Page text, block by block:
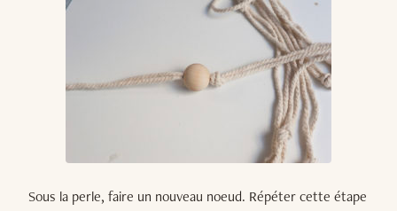
Sous la perle, faire un nouveau noeud. Répéter cette étape